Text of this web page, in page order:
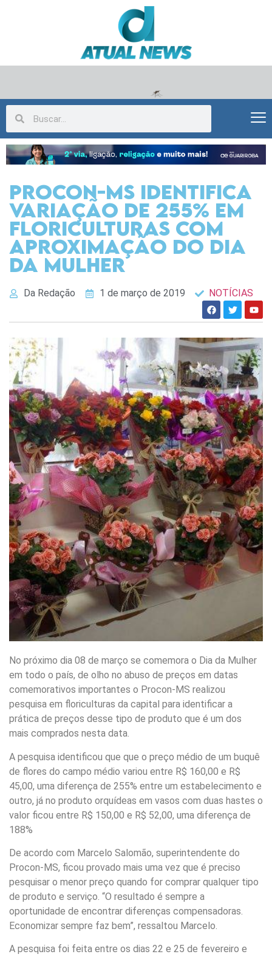
Procon-MS identifica
variação de 255% em
floriculturas com
aproximação do Dia
da Mulher
Da Redação 1 de março de 2019 NOTÍCIAS
No próximo dia 08 de março se comemora o Dia da Mulher
em todo o país, de olho no abuso de preços em datas
comemorativos importantes o Procon-MS realizou
pesquisa em floriculturas da capital para identificar a
prática de preços desse tipo de produto que é um dos
mais comprados nesta data.
A pesquisa identificou que que o preço médio de um buquê
de flores do campo médio variou entre R$ 160,00 e R$
45,00, uma diferença de 255% entre um estabelecimento e
outro, já no produto orquídeas em vasos com duas hastes o
valor ficou entre R$ 150,00 e R$ 52,00, uma diferença de
188%
De acordo com Marcelo Salomão, superintendente do
Procon-MS, ficou provado mais uma vez que é preciso
pesquisar o menor preço quando for comprar qualquer tipo
de produto e serviço. “O resultado é sempre a
oportunidade de encontrar diferenças compensadoras.
Economizar sempre faz bem”, ressaltou Marcelo.
A pesquisa foi feita entre os dias 22 e 25 de fevereiro e